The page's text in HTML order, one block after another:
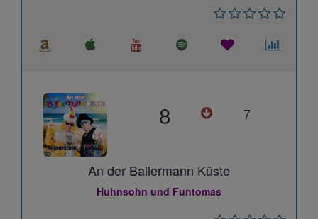
8 7
An der Ballermann Küste
Huhnsohn und Funtomas